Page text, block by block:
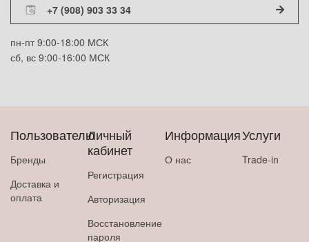
+7 (908) 903 33 34
пн-пт 9:00-18:00 МСК
сб, вс 9:00-16:00 МСК
Пользователю
Бренды
Доставка и
оплата
Личный
кабинет
Регистрация
Авторизация
Восстановление
пароля
Информация
О нас
Услуги
Trade-in